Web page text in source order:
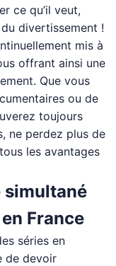
ce qu’il veut,
divertissement !
mis à
offrant ainsi une
Que vous
ou de
toujours
ne perdez plus de
les avantages
France
séries en
de devoir